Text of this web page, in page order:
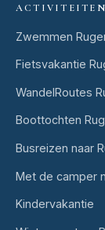
ACTIVITEITEN
Zwemmen
Fietsvakantie
WandelRoutes
Boottochten
Busreizen naar
Met de camper
Kindervakantie